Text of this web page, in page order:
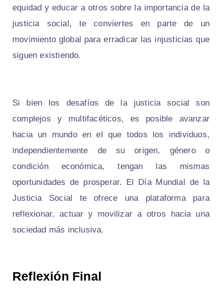
equidad y educar a otros sobre la importancia de la
justicia social, te conviertes en parte de un
movimiento global para erradicar las injusticias que
siguen existiendo.
Si bien los desafíos de la justicia social son
complejos y multifacéticos, es posible avanzar
hacia un mundo en el que todos los individuos,
independientemente de su origen, género o
condición económica, tengan las mismas
oportunidades de prosperar. El Día Mundial de la
Justicia Social te ofrece una plataforma para
reflexionar, actuar y movilizar a otros hacia una
sociedad más inclusiva.
Reflexión Final